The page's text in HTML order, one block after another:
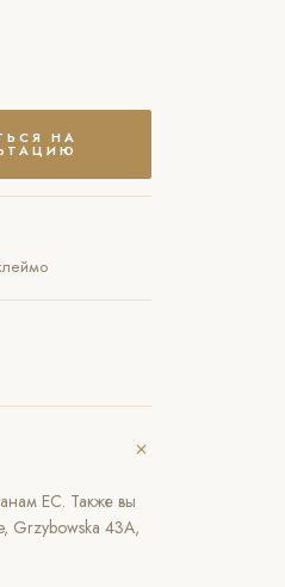
НА
+
ЕС. Также вы
Grzybowska 43A,